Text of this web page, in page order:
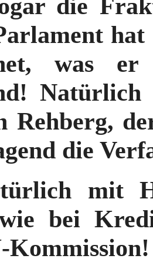
die
hat
was
Rehberg,
die
mit
wie bei
Kommission!